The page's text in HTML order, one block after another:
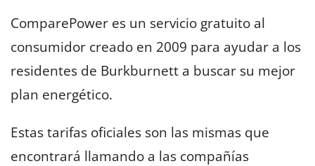
ComparePower es un servicio gratuito al
consumidor creado en 2009 para ayudar a los
residentes de Burkburnett a buscar su mejor
plan energético.
Estas tarifas oficiales son las mismas que
encontrará llamando a las compañías